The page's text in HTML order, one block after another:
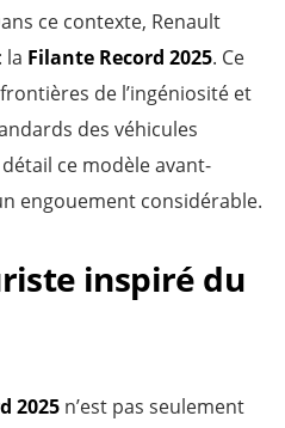
ce contexte, Renault
la Filante Record 2025. Ce
de l’ingéniosité et
des véhicules
ce modèle avant-
engouement considérable.
inspiré du
2025 n’est pas seulement